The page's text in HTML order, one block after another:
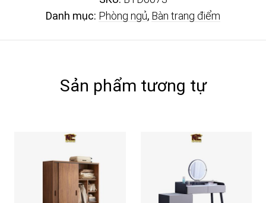
Danh mục: Phòng ngủ, Bàn trang điểm
Sản phẩm tương tự